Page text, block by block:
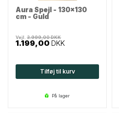
Aura Spejl - 130x130
cm - Guld
1.199,00 DKK
Vejl.3.999,00DKK
Tilføj til kurv
på lager